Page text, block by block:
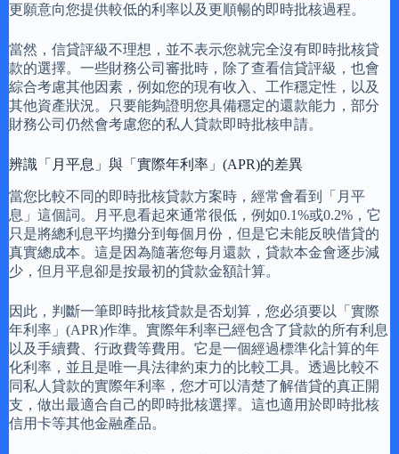
更願意向您提供較低的利率以及更順暢的即時批核過程。
當然，信貸評級不理想，並不表示您就完全沒有即時批核貸
款的選擇。一些財務公司審批時，除了查看信貸評級，也會
綜合考慮其他因素，例如您的現有收入、工作穩定性，以及
其他資產狀況。只要能夠證明您具備穩定的還款能力，部分
財務公司仍然會考慮您的私人貸款即時批核申請。
辨識「月平息」與「實際年利率」(APR)的差異
當您比較不同的即時批核貸款方案時，經常會看到「月平
息」這個詞。月平息看起來通常很低，例如0.1%或0.2%，它
只是將總利息平均攤分到每個月份，但是它未能反映借貸的
真實總成本。這是因為隨著您每月還款，貸款本金會逐步減
少，但月平息卻是按最初的貸款金額計算。
因此，判斷一筆即時批核貸款是否划算，您必須要以「實際
年利率」(APR)作準。實際年利率已經包含了貸款的所有利息
以及手續費、行政費等費用。它是一個經過標準化計算的年
化利率，並且是唯一具法律約束力的比較工具。透過比較不
同私人貸款的實際年利率，您才可以清楚了解借貸的真正開
支，做出最適合自己的即時批核選擇。這也適用於即時批核
信用卡等其他金融產品。